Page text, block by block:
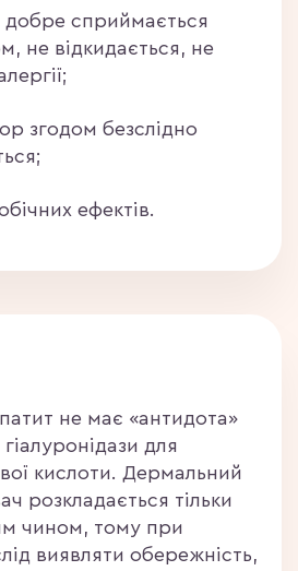
добре сприймається
не відкидається, не
згодом безслідно
ефектів.
не має «антидота»
для
кислоти. Дермальний
розкладається тільки
чином, тому при
виявляти обережність,